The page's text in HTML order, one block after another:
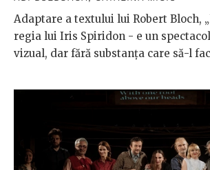
Adaptare a textului lui Robert Bloch,
regia lui Iris Spiridon - e un
vizual, dar fără substanța care să-l